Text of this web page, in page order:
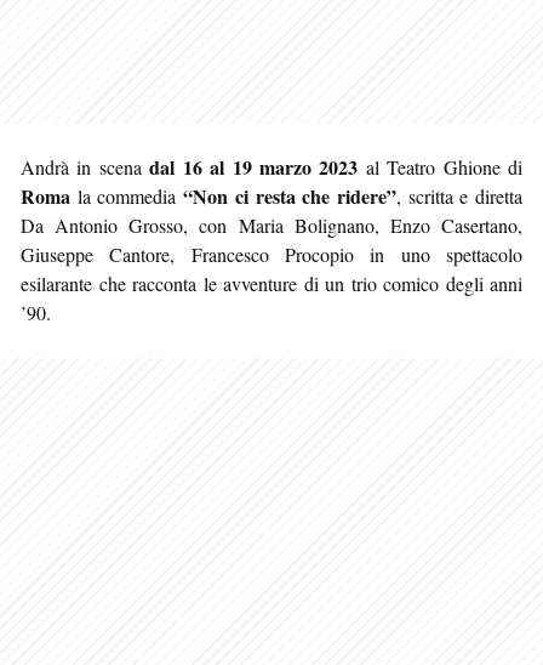
Andrà in scenadal 16 al 19 marzo 2023 al Teatro Ghione di
Roma la commedia“Non ci resta che ridere”, scritta e diretta
Da Antonio Grosso, con Maria Bolignano, Enzo Casertano,
Giuseppe Cantore, Francesco Procopio in uno spettacolo
esilarante che racconta le avventure di un trio comico degli anni
’90.